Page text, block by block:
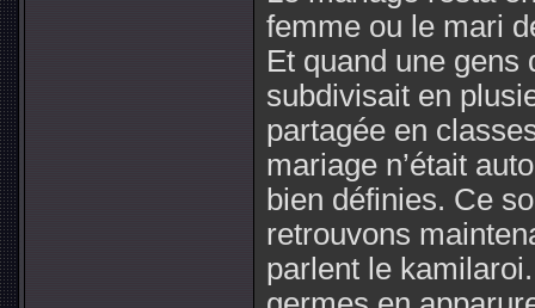
femme ou le mari
Et quand une gens
subdivisait en
partagée en
mariage n’était
bien définies. Ce
retrouvons
parlent le